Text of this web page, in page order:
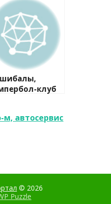
клуб
м, автосервис
© 2026
Puzzle